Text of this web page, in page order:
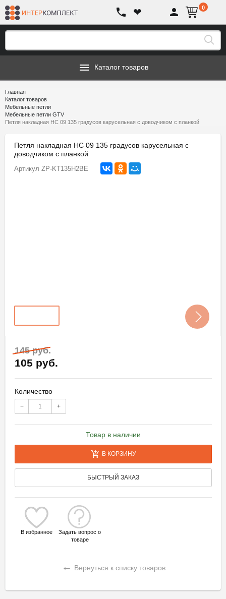
❤ 0
Каталог товаров
Главная
Каталог товаров
Мебельные петли
Мебельные петли GTV
Петля накладная HC 09 135 градусов карусельная с доводчиком с планкой
Петля накладная HC 09 135 градусов карусельная с
доводчиком с планкой
Артикул ZP-KT135H2BE
145 руб.
105 руб.
Количество
− +
Товар в наличии
В КОРЗИНУ
БЫСТРЫЙ ЗАКАЗ
В избранное
Задать вопрос о
товаре
← Вернуться к списку товаров